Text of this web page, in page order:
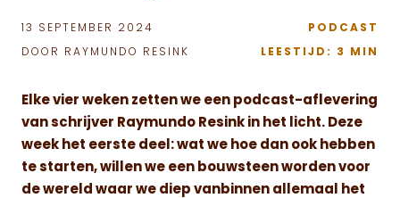
13 SEPTEMBER 2024
DOOR RAYMUNDO RESINK
PODCAST
LEESTIJD: 3 MIN
Elke vier weken zetten we een podcast-aflevering
van schrijver Raymundo Resink in het licht. Deze
week het eerste deel: wat we hoe dan ook hebben
te starten, willen we een bouwsteen worden voor
de wereld waar we diep vanbinnen allemaal het